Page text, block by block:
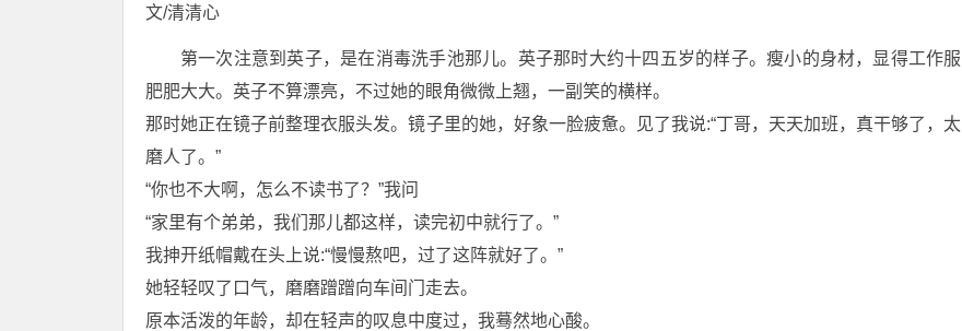
文/清清心
第一次注意到英子，是在消毒洗手池那儿。英子那时大约十四五岁的样子。瘦小的身材，显得工作服
肥肥大大。英子不算漂亮，不过她的眼角微微上翘，一副笑的横样。
那时她正在镜子前整理衣服头发。镜子里的她，好象一脸疲惫。见了我说:“丁哥，天天加班，真干够了，太
磨人了。”
“你也不大啊，怎么不读书了？”我问
“家里有个弟弟，我们那儿都这样，读完初中就行了。”
我抻开纸帽戴在头上说:“慢慢熬吧，过了这阵就好了。”
她轻轻叹了口气，磨磨蹭蹭向车间门走去。
原本活泼的年龄，却在轻声的叹息中度过，我蓦然地心酸。